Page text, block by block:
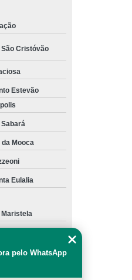
São Paulo
Paulo
Paulo
São Paulo
Cristóvão
Estevão
da Mooca
Eulalia
pelo WhatsApp